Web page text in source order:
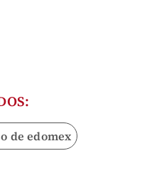
de edomex